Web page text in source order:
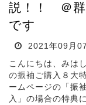
説！！ ＠群
です
2021年09月
こんにちは、みは
の振袖ご購入８大
ームページの「振
入」の場合の特典